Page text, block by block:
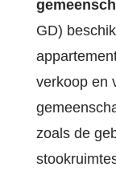
GD)
verkoop en
zoals de